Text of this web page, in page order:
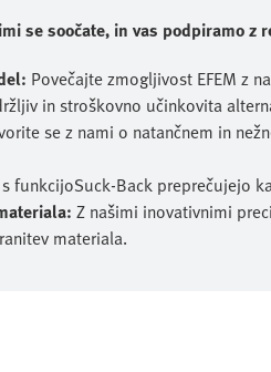
se soočate, in vas podpiramo
Povečajte zmogljivost EFEM z
in stroškovno učinkovita
se z nami o natančnem in
funkcijoSuck-Back preprečujejo
Z našimi inovativnimi
materiala.